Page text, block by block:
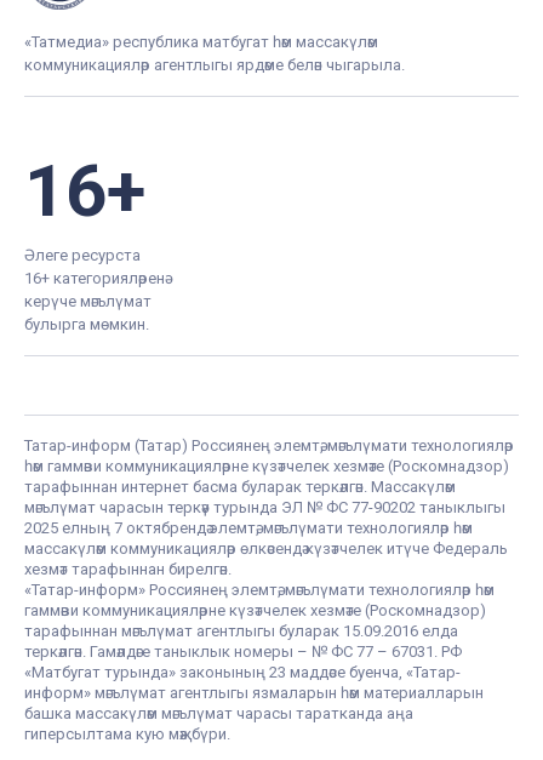
«Татмедиа» республика матбугат һәм массакүләм
коммуникацияләр агентлыгы ярдәме белән чыгарыла.
16+
Әлеге ресурста
16+ категорияләренә
керүче мәгълүмат
булырга мөмкин.
Татар-информ (Татар) Россиянең элемтә, мәгълүмати технологияләр
һәм гаммәви коммуникацияләрне күзәтчелек хезмәте (Роскомнадзор)
тарафыннан интернет басма буларак теркәлгән. Массакүләм
мәгълүмат чарасын теркәү турында ЭЛ № ФС 77-90202 таныклыгы
2025 елның 7 октябрендә элемтә, мәгълүмати технологияләр һәм
массакүләм коммуникацияләр өлкәсендә күзәтчелек итүче Федераль
хезмәт тарафыннан бирелгән.
«Татар-информ» Россиянең элемтә, мәгълүмати технологияләр һәм
гаммәви коммуникацияләрне күзәтчелек хезмәте (Роскомнадзор)
тарафыннан мәгълүмат агентлыгы буларак 15.09.2016 елда
теркәлгән. Гамәлдәге таныклык номеры – № ФС 77 – 67031. РФ
«Матбугат турында» законының 23 маддәсе буенча, «Татар-
информ» мәгълүмат агентлыгы язмаларын һәм материалларын
башка массакүләм мәгълүмат чарасы таратканда аңа
гиперсылтама кую мәҗбүри.